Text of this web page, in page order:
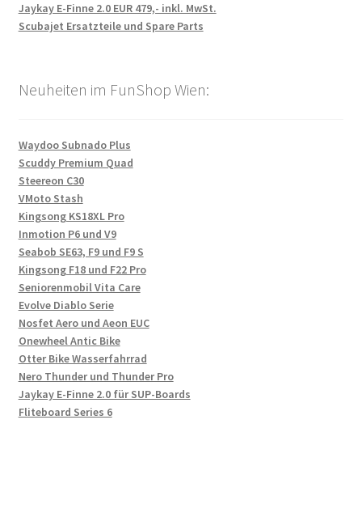
Jaykay E-Finne 2.0 EUR 479,- inkl. MwSt.
Scubajet Ersatzteile und Spare Parts
Neuheiten im FunShop Wien:
Waydoo Subnado Plus
Scuddy Premium Quad
Steereon C30
VMoto Stash
Kingsong KS18XL Pro
Inmotion P6 und V9
Seabob SE63, F9 und F9 S
Kingsong F18 und F22 Pro
Seniorenmobil Vita Care
Evolve Diablo Serie
Nosfet Aero und Aeon EUC
Onewheel Antic Bike
Otter Bike Wasserfahrrad
Nero Thunder und Thunder Pro
Jaykay E-Finne 2.0 für SUP-Boards
Fliteboard Series 6